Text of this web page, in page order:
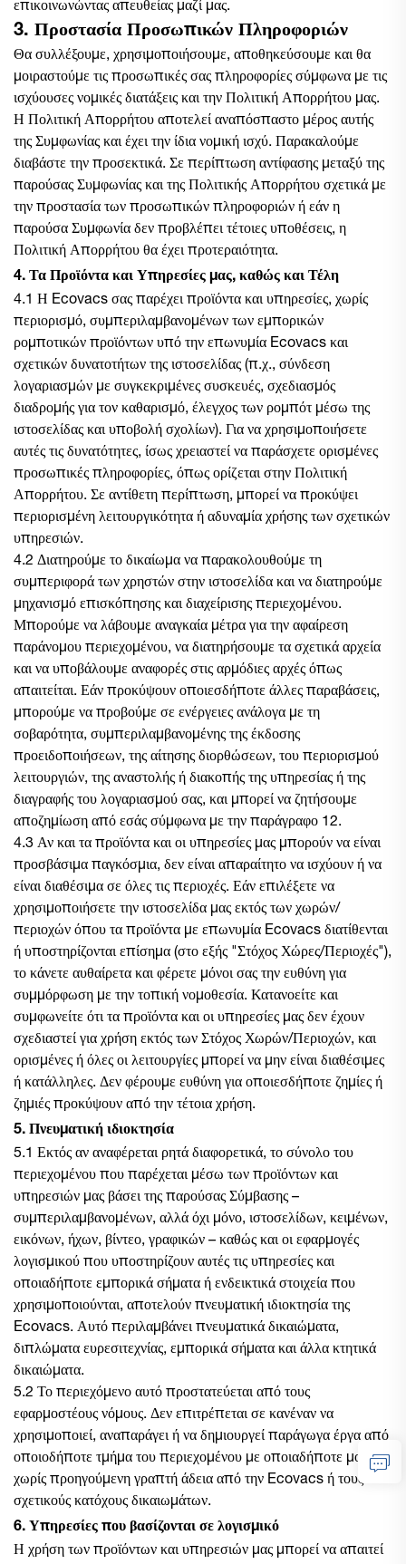
επικοινωνώντας απευθείας μαζί μας.
3. Προστασία Προσωπικών Πληροφοριών
Θα συλλέξουμε, χρησιμοποιήσουμε, αποθηκεύσουμε και θα
μοιραστούμε τις προσωπικές σας πληροφορίες σύμφωνα με τις
ισχύουσες νομικές διατάξεις και την Πολιτική Απορρήτου μας.
Η Πολιτική Απορρήτου αποτελεί αναπόσπαστο μέρος αυτής
της Συμφωνίας και έχει την ίδια νομική ισχύ. Παρακαλούμε
διαβάστε την προσεκτικά. Σε περίπτωση αντίφασης μεταξύ της
παρούσας Συμφωνίας και της Πολιτικής Απορρήτου σχετικά με
την προστασία των προσωπικών πληροφοριών ή εάν η
παρούσα Συμφωνία δεν προβλέπει τέτοιες υποθέσεις, η
Πολιτική Απορρήτου θα έχει προτεραιότητα.
4. Τα Προϊόντα και Υπηρεσίες μας, καθώς και Τέλη
4.1 Η Ecovacs σας παρέχει προϊόντα και υπηρεσίες, χωρίς
περιορισμό, συμπεριλαμβανομένων των εμπορικών
ρομποτικών προϊόντων υπό την επωνυμία Ecovacs και
σχετικών δυνατοτήτων της ιστοσελίδας (π.χ., σύνδεση
λογαριασμών με συγκεκριμένες συσκευές, σχεδιασμός
διαδρομής για τον καθαρισμό, έλεγχος των ρομπότ μέσω της
ιστοσελίδας και υποβολή σχολίων). Για να χρησιμοποιήσετε
αυτές τις δυνατότητες, ίσως χρειαστεί να παράσχετε ορισμένες
προσωπικές πληροφορίες, όπως ορίζεται στην Πολιτική
Απορρήτου. Σε αντίθετη περίπτωση, μπορεί να προκύψει
περιορισμένη λειτουργικότητα ή αδυναμία χρήσης των σχετικών
υπηρεσιών.
4.2 Διατηρούμε το δικαίωμα να παρακολουθούμε τη
συμπεριφορά των χρηστών στην ιστοσελίδα και να διατηρούμε
μηχανισμό επισκόπησης και διαχείρισης περιεχομένου.
Μπορούμε να λάβουμε αναγκαία μέτρα για την αφαίρεση
παράνομου περιεχομένου, να διατηρήσουμε τα σχετικά αρχεία
και να υποβάλουμε αναφορές στις αρμόδιες αρχές όπως
απαιτείται. Εάν προκύψουν οποιεσδήποτε άλλες παραβάσεις,
μπορούμε να προβούμε σε ενέργειες ανάλογα με τη
σοβαρότητα, συμπεριλαμβανομένης της έκδοσης
προειδοποιήσεων, της αίτησης διορθώσεων, του περιορισμού
λειτουργιών, της αναστολής ή διακοπής της υπηρεσίας ή της
διαγραφής του λογαριασμού σας, και μπορεί να ζητήσουμε
αποζημίωση από εσάς σύμφωνα με την παράγραφο 12.
4.3 Αν και τα προϊόντα και οι υπηρεσίες μας μπορούν να είναι
προσβάσιμα παγκόσμια, δεν είναι απαραίτητο να ισχύουν ή να
είναι διαθέσιμα σε όλες τις περιοχές. Εάν επιλέξετε να
χρησιμοποιήσετε την ιστοσελίδα μας εκτός των χωρών/
περιοχών όπου τα προϊόντα με επωνυμία Ecovacs διατίθενται
ή υποστηρίζονται επίσημα (στο εξής "Στόχος Χώρες/Περιοχές"),
το κάνετε αυθαίρετα και φέρετε μόνοι σας την ευθύνη για
συμμόρφωση με την τοπική νομοθεσία. Κατανοείτε και
συμφωνείτε ότι τα προϊόντα και οι υπηρεσίες μας δεν έχουν
σχεδιαστεί για χρήση εκτός των Στόχος Χωρών/Περιοχών, και
ορισμένες ή όλες οι λειτουργίες μπορεί να μην είναι διαθέσιμες
ή κατάλληλες. Δεν φέρουμε ευθύνη για οποιεσδήποτε ζημίες ή
ζημιές προκύψουν από την τέτοια χρήση.
5. Πνευματική ιδιοκτησία
5.1 Εκτός αν αναφέρεται ρητά διαφορετικά, το σύνολο του
περιεχομένου που παρέχεται μέσω των προϊόντων και
υπηρεσιών μας βάσει της παρούσας Σύμβασης –
συμπεριλαμβανομένων, αλλά όχι μόνο, ιστοσελίδων, κειμένων,
εικόνων, ήχων, βίντεο, γραφικών – καθώς και οι εφαρμογές
λογισμικού που υποστηρίζουν αυτές τις υπηρεσίες και
οποιαδήποτε εμπορικά σήματα ή ενδεικτικά στοιχεία που
χρησιμοποιούνται, αποτελούν πνευματική ιδιοκτησία της
Ecovacs. Αυτό περιλαμβάνει πνευματικά δικαιώματα,
διπλώματα ευρεσιτεχνίας, εμπορικά σήματα και άλλα κτητικά
δικαιώματα.
5.2 Το περιεχόμενο αυτό προστατεύεται από τους
εφαρμοστέους νόμους. Δεν επιτρέπεται σε κανέναν να
χρησιμοποιεί, αναπαράγει ή να δημιουργεί παράγωγα έργα από
οποιοδήποτε τμήμα του περιεχομένου με οποιαδήποτε μορφή,
χωρίς προηγούμενη γραπτή άδεια από την Ecovacs ή τους
σχετικούς κατόχους δικαιωμάτων.
6. Υπηρεσίες που βασίζονται σε λογισμικό
Η χρήση των προϊόντων και υπηρεσιών μας μπορεί να απαιτεί